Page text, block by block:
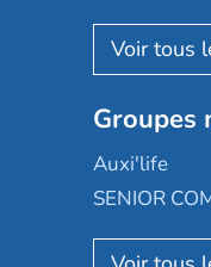
Aquarelia
Nexity
Les jardins
Occitalia
Reseda
Korian
Emera
Groupe SOS
Le Noble Âge
Almage
Résidalya
Groupes
Auxi'life
SENIOR
AGE D'OR